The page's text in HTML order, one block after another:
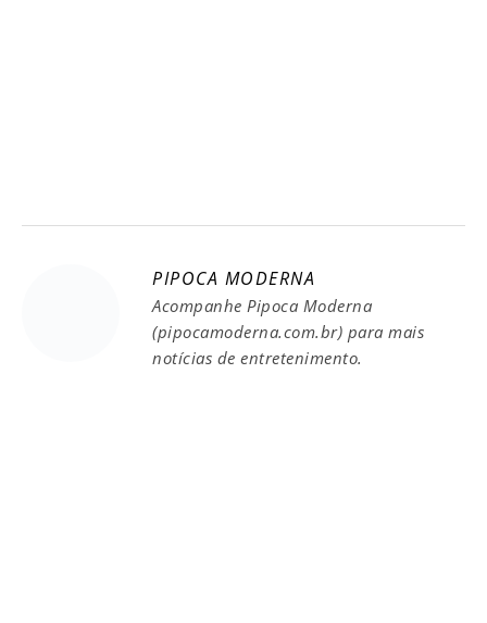
PIPOCA MODERNA
Acompanhe Pipoca Moderna
(pipocamoderna.com.br) para mais
notícias de entretenimento.